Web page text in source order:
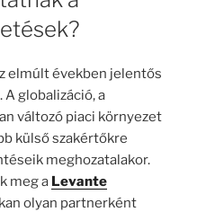
elmúlt években jelentős
globalizáció, a
változó piaci környezet
külső szakértőkre
meghozatalakor.
meg a Levante
olyan partnerként